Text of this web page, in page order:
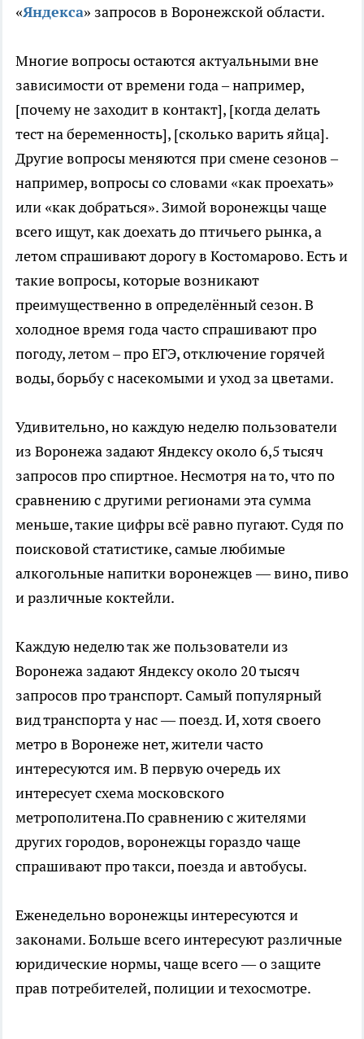
«Яндекса» запросов в Воронежской области.
Многие вопросы остаются актуальными вне
зависимости от времени года – например,
[почему не заходит в контакт], [когда делать
тест на беременность], [сколько варить яйца].
Другие вопросы меняются при смене сезонов –
например, вопросы со словами «как проехать»
или «как добраться». Зимой воронежцы чаще
всего ищут, как доехать до птичьего рынка, а
летом спрашивают дорогу в Костомарово. Есть и
такие вопросы, которые возникают
преимущественно в определённый сезон. В
холодное время года часто спрашивают про
погоду, летом – про ЕГЭ, отключение горячей
воды, борьбу с насекомыми и уход за цветами.
Удивительно, но каждую неделю пользователи
из Воронежа задают Яндексу около 6,5 тысяч
запросов про спиртное. Несмотря на то, что по
сравнению с другими регионами эта сумма
меньше, такие цифры всё равно пугают. Судя по
поисковой статистике, самые любимые
алкогольные напитки воронежцев — вино, пиво
и различные коктейли.
Каждую неделю так же пользователи из
Воронежа задают Яндексу около 20 тысяч
запросов про транспорт. Самый популярный
вид транспорта у нас — поезд. И, хотя своего
метро в Воронеже нет, жители часто
интересуются им. В первую очередь их
интересует схема московского
метрополитена.По сравнению с жителями
других городов, воронежцы гораздо чаще
спрашивают про такси, поезда и автобусы.
Еженедельно воронежцы интересуются и
законами. Больше всего интересуют различные
юридические нормы, чаще всего — о защите
прав потребителей, полиции и техосмотре.